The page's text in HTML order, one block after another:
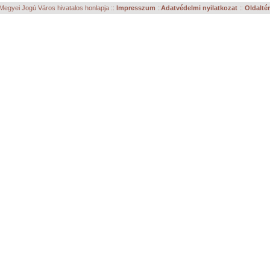
Jogú Város hivatalos honlapja :: Impresszum ::Adatvédelmi nyilatkozat ::